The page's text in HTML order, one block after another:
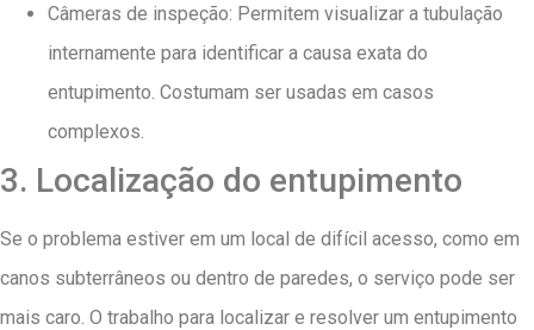
Câmeras de inspeção: Permitem visualizar a tubulação
internamente para identificar a causa exata do
entupimento. Costumam ser usadas em casos
complexos.
3. Localização do entupimento
Se o problema estiver em um local de difícil acesso, como em
canos subterrâneos ou dentro de paredes, o serviço pode ser
mais caro. O trabalho para localizar e resolver um entupimento